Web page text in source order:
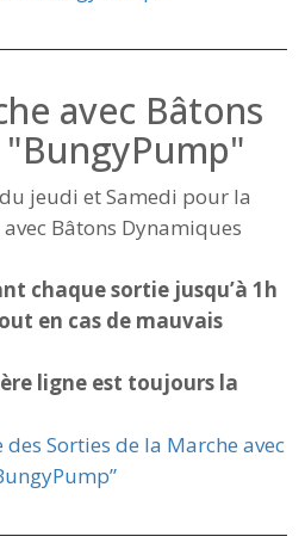
avec Bâtons
jeudi et Samedi pour la
Bâtons Dynamiques
chaque sortie jusqu’à 1h
en cas de mauvais
ligne est toujours la
Sorties de la Marche avec